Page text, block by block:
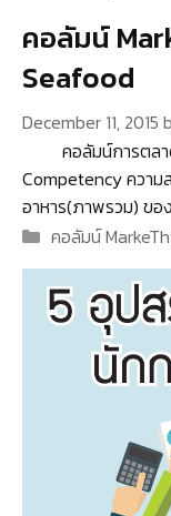
คอลัมน์
Seafood
December 11, 2015
คอลัมน์การตล
Competency ควา
อาหาร(ภาพรวม) ขอ
Categories
คอลัมน์